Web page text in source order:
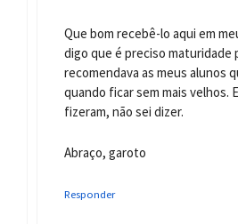
Que bom recebê-lo aqui em
digo que é preciso maturidade
recomendava as meus alunos
quando ficar sem mais velhos.
fizeram, não sei dizer.
Abraço, garoto
Responder